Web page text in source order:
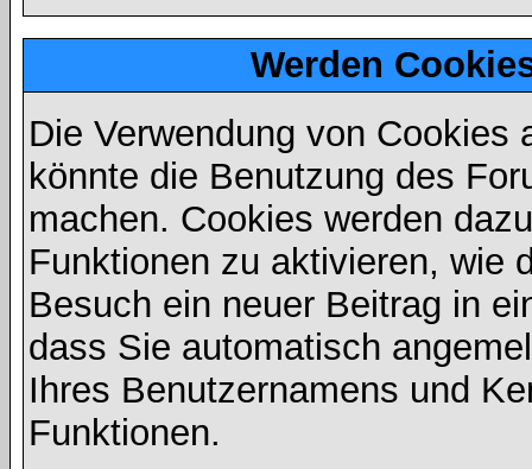
Werden
Die Verwendung von
könnte die Benutzung des
machen. Cookies werden
Funktionen zu aktivieren, wie
Besuch ein neuer Beitrag in
dass Sie automatisch
Ihres Benutzernamens und
Funktionen.